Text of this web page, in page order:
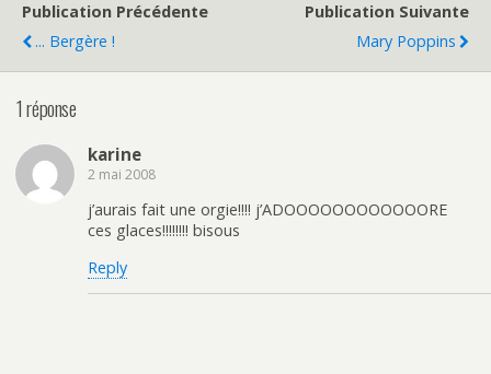
Publication Précédente
... Bergère !
Publication Suivante
Mary Poppins
1 réponse
karine
2 mai 2008
j’aurais fait une orgie!!!! j’ADOOOOOOOOOOOORE
ces glaces!!!!!!!! bisous
Reply